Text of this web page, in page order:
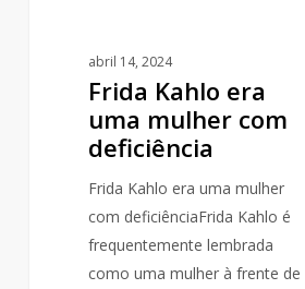
abril 14, 2024
Frida Kahlo era
uma mulher com
deficiência
Frida Kahlo era uma mulher
com deficiênciaFrida Kahlo é
frequentemente lembrada
como uma mulher à frente de